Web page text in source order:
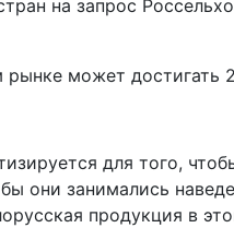
на запрос
рынке может достигать
для того,
они занимались
продукция в